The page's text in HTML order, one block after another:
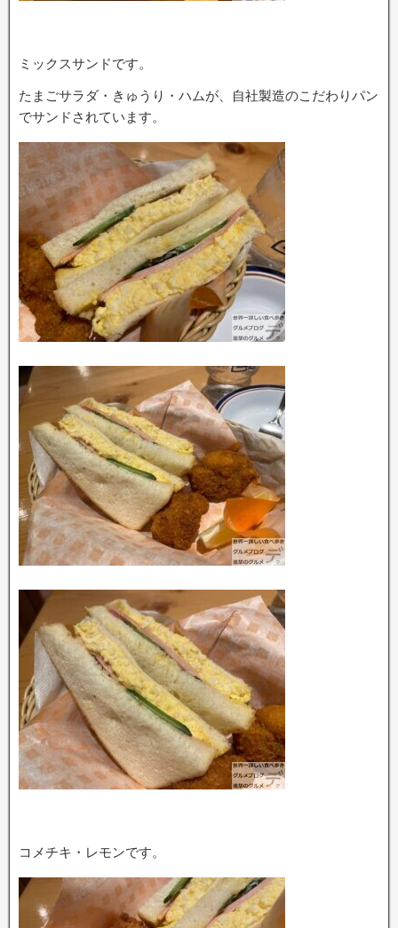
ミックスサンドです。
たまごサラダ・きゅうり・ハムが、自社製造のこだわりパン
でサンドされています。
コメチキ・レモンです。